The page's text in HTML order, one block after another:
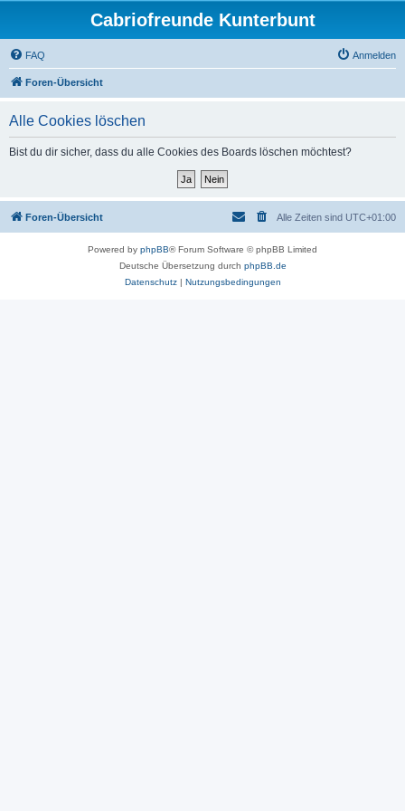
Cabriofreunde Kunterbunt
FAQ Anmelden
Foren-Übersicht
Alle Cookies löschen
Bist du dir sicher, dass du alle Cookies des Boards löschen möchtest?
Foren-Übersicht Alle Zeiten sind UTC+01:00
Powered by phpBB® Forum Software © phpBB Limited
Deutsche Übersetzung durch phpBB.de
Datenschutz| Nutzungsbedingungen